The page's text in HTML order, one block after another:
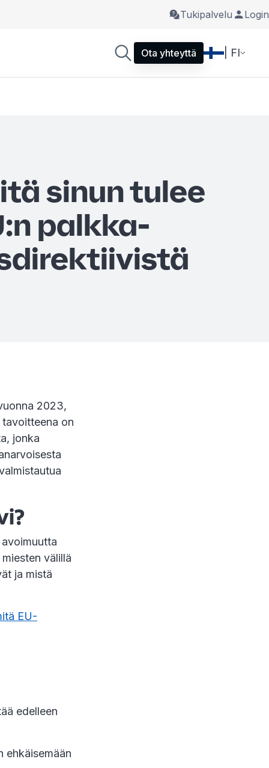
Tukipalvelu Login
Ota yhteyttä | FI
sinun tulee
palkka-
2023,
on
jonka
välillä
ja mistä
EU-
edelleen
ehkäisemään